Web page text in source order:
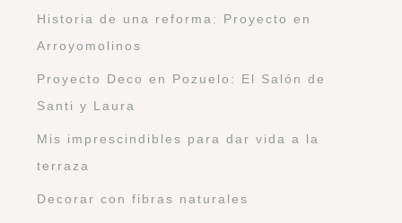
Historia de una reforma: Proyecto en
Arroyomolinos
Proyecto Deco en Pozuelo: El Salón de
Santi y Laura
Mis imprescindibles para dar vida a la
terraza
Decorar con fibras naturales